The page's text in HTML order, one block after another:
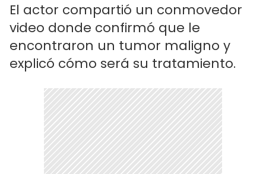
El actor compartió un conmovedor
video donde confirmó que le
encontraron un tumor maligno y
explicó cómo será su tratamiento.